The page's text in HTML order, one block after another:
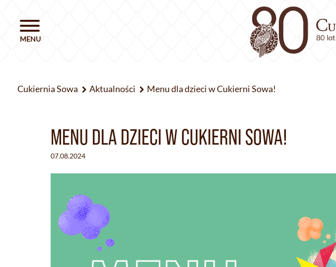
Cukiernia Sowa Aktualności Menu dla dzieci w Cukierni Sowa!
MENU DLA DZIECI W CUKIERNI SOWA!
07.08.2024